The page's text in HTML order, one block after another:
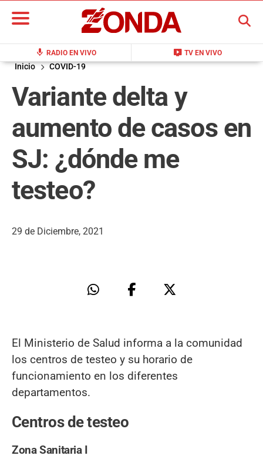
mic RADIO EN VIVO live_tv TV EN VIVO
BUSCAR
Inicio COVID-19
Variante delta y
aumento de casos en
SJ: ¿dónde me
testeo?
29 de Diciembre, 2021
El Ministerio de Salud informa a la comunidad
los centros de testeo y su horario de
funcionamiento en los diferentes
departamentos.
Centros de testeo
Zona Sanitaria I